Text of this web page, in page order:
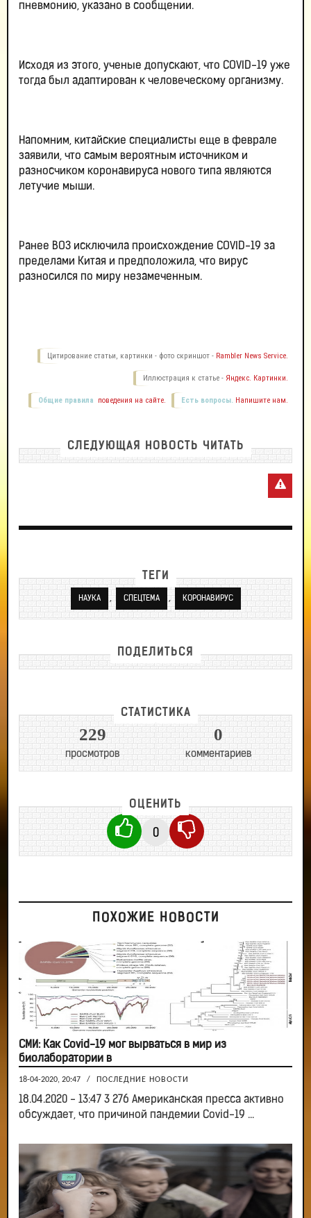
пневмонию, указано в сообщении.
Исходя из этого, ученые допускают, что COVID-19 уже
тогда был адаптирован к человеческому организму.
Напомним, китайские специалисты еще в феврале
заявили, что самым вероятным источником и
разносчиком коронавируса нового типа являются
летучие мыши.
Ранее ВОЗ исключила происхождение COVID-19 за
пределами Китая и предположила, что вирус
разносился по миру незамеченным.
Цитирование статьи, картинки - фото скриншот - Rambler News Service.
Иллюстрация к статье - Яндекс. Картинки.
Есть вопросы. Напишите нам.
Общие правила поведения на сайте.
СЛЕДУЮЩАЯ НОВОСТЬ ЧИТАТЬ
ТЕГИ
НАУКА , СПЕЦТЕМА , КОРОНАВИРУС
ПОДЕЛИТЬСЯ
СТАТИСТИКА
229
просмотров
0
комментариев
ОЦЕНИТЬ
0
ПОХОЖИЕ НОВОСТИ
СМИ: Как Covid-19 мог вырваться в мир из
биолаборатории в
18-04-2020, 20:47 / ПОСЛЕДНИЕ НОВОСТИ
18.04.2020 - 13:47 3 276 Американская пресса активно
обсуждает, что причиной пандемии Covid-19 ...